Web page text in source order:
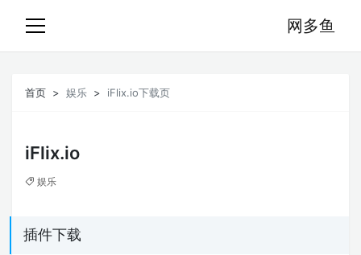
网多鱼
首页 娱乐 iFlix.io下载页
iFlix.io
娱乐
插件下载